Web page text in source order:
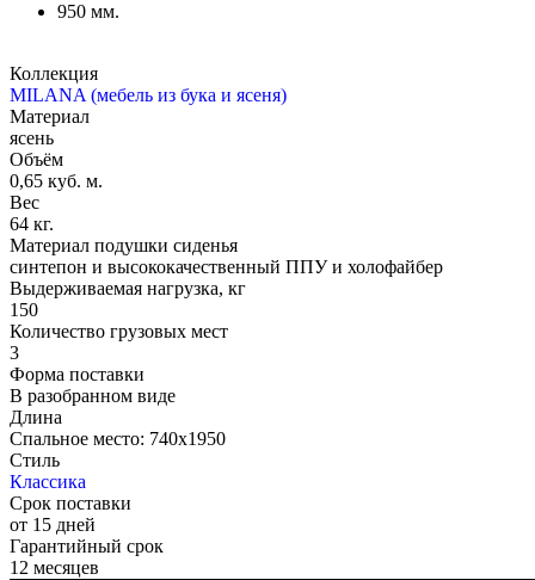
950 мм.
Коллекция
MILANA (мебель из бука и ясеня)
Материал
ясень
Объём
0,65 куб. м.
Вес
64 кг.
Материал подушки сиденья
синтепон и высококачественный ППУ и холофайбер
Выдерживаемая нагрузка, кг
150
Количество грузовых мест
3
Форма поставки
В разобранном виде
Длина
Спальное место: 740х1950
Стиль
Классика
Срок поставки
от 15 дней
Гарантийный срок
12 месяцев